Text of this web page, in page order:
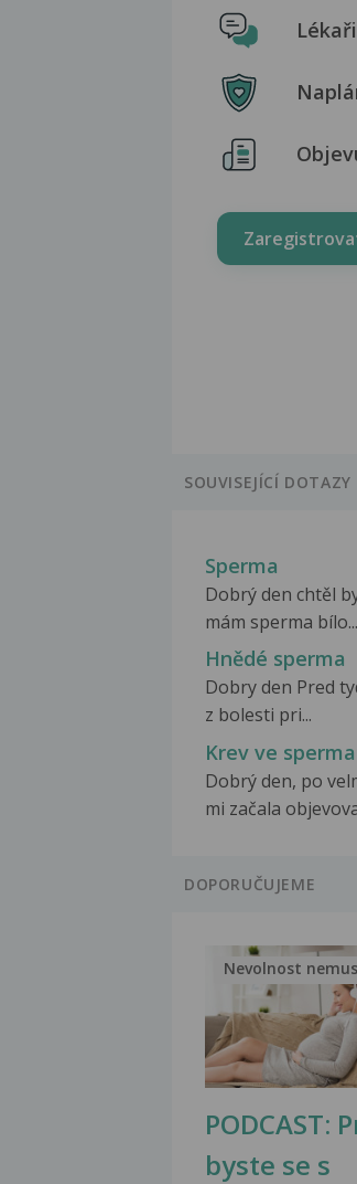
SOUVISEJÍCÍ DOTAZY
Sperma
Dobrý den chtěl
mám sperma bílo...
Hnědé sperma
Dobry den Pred
z bolesti pri...
Krev ve
Dobrý den, po
mi začala
DOPORUČUJEME
PODCAST:
byste se s